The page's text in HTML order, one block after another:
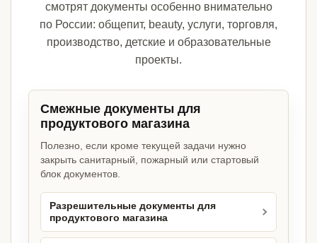
смотрят документы особенно внимательно
по России: общепит, beauty, услуги, торговля,
производство, детские и образовательные
проекты.
Смежные документы для
продуктового магазина
Полезно, если кроме текущей задачи нужно
закрыть санитарный, пожарный или стартовый
блок документов.
Разрешительные документы для
продуктового магазина